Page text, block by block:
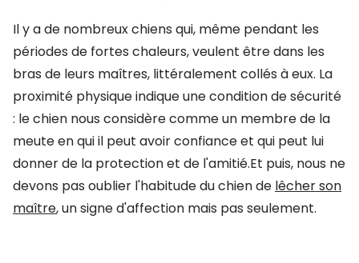
Il y a de nombreux chiens qui, même pendant les
périodes de fortes chaleurs, veulent être dans les
bras de leurs maîtres, littéralement collés à eux. La
proximité physique indique une condition de sécurité
: le chien nous considère comme un membre de la
meute en qui il peut avoir confiance et qui peut lui
donner de la protection et de l'amitié.Et puis, nous ne
devons pas oublier l'habitude du chien de lêcher son
maître, un signe d'affection mais pas seulement.